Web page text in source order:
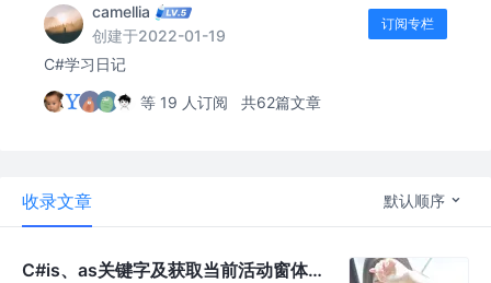
camellia
创建于2022-01-19
订阅专栏
C#学习日记
等 19 人订阅 共62篇文章
收录文章 默认顺序
C#is、as关键字及获取当前活动窗体